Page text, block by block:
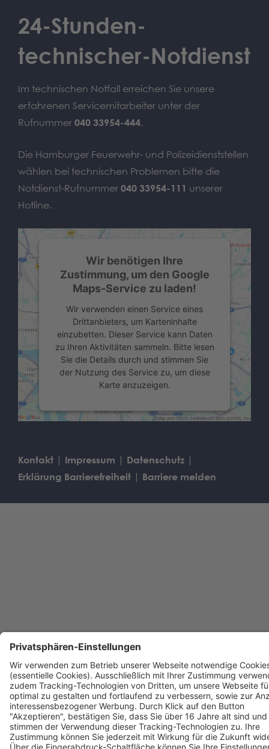
24-Stunden-
technischer-Notdienst
Im technischen Notfall erreichen Sie unsere
erfahrenen Servicemitarbeiter unter der
Rufnummer 040 33954-444.
Die Hamburger Feuerwehr- und Polizeidienststellen
wählen bei technischen Problemen bitte die
Notdienst-Rufnummer 040 33954-111 unserer
Hotline.
Wir benötigen Ihre
Zustimmung, um den Google
Maps-Service zu laden!
Wir verwenden einen Service eines
Drittanbieters, um Karteninhalte
einzubetten. Dieser Service kann Daten
zu Ihren Aktivitäten sammeln. Bitte lesen
Sie die Details durch und stimmen Sie
der Nutzung des Service zu, um diese
Karte anzuzeigen.
Mehr Informationen
powered byUsercentrics Consent
Kontakt Impressum
Datenschutz
Erklärung Barrierefreiheit
Barriere melden